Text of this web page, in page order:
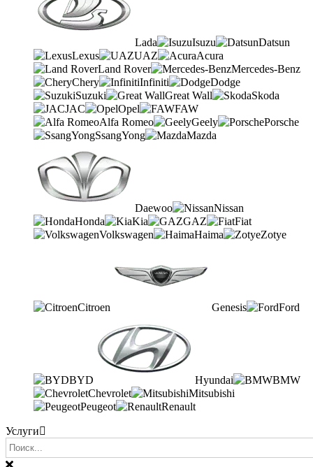
Lada Isuzu
Datsun
Lexus
UAZ
Acura
Land Rover
Mercedes-Benz
Chery
Infiniti
Dodge
Suzuki
Great Wall
Skoda
JAC
Opel
FAW
Alfa Romeo
Geely
Porsche
SsangYong
Mazda
Daewoo
Nissan
Honda
Kia GAZ
Fiat
Volkswagen
Haima Zotye
Citroen Genesis Ford
BYD Hyundai
BMW
Chevrolet
Mitsubishi
Peugeot
Renault
Услуги